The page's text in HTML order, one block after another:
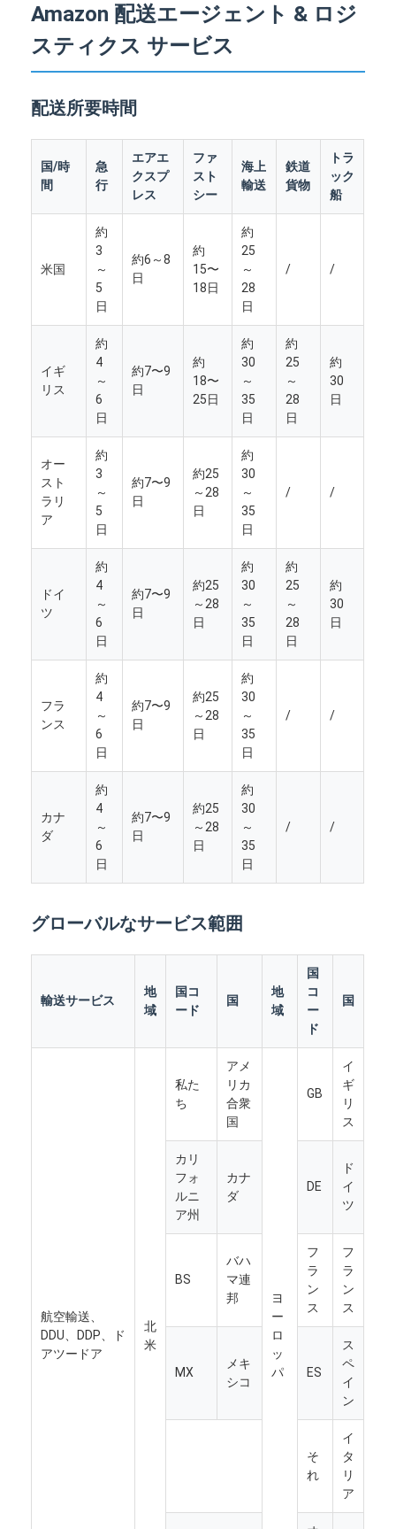
国際的な貨物Forward
Amazon 配送エージェント & ロジ
スティクス サービス
配送所要時間
国/時
間
急
行
エアエ
クスプ
レス
ファ
スト
シー
海上
輸送
鉄道
貨物
トラ
ック
船
米国
約
3
～
5
日
約6～8
日
約
15〜
18日
約
25
～
28
日
/ /
イギ
リス
約
4
～
6
日
約7〜9
日
約
18〜
25日
約
30
～
35
日
約
25
～
28
日
約
30
日
オー
スト
ラリ
ア
約
3
～
5
日
約7〜9
日
約25
～28
日
約
30
～
35
日
/ /
ドイ
ツ
約
4
～
6
日
約7〜9
日
約25
～28
日
約
30
～
35
日
約
25
～
28
日
約
30
日
フラ
ンス
約
4
～
6
日
約7〜9
日
約25
～28
日
約
30
～
35
日
/ /
カナ
ダ
約
4
～
6
日
約7〜9
日
約25
～28
日
約
30
～
35
日
/ /
グローバルなサービス範囲
輸送サービス
地
域
国コ
ード
国
地
域
国
コ
ー
ド
国
航空輸送、
DDU、DDP、ド
アツードア
北
米
私た
ち
アメ
リカ
合衆
国
ヨ
ー
ロ
ッ
パ
GB
イ
ギ
リ
ス
カリ
フォ
ルニ
ア州
カナ
ダ
DE
ド
イ
ツ
BS
バハ
マ連
邦
フ
ラ
ン
ス
フ
ラ
ン
ス
MX
メキ
シコ
ES
ス
ペ
イ
ン
そ
れ
イ
タ
リ
ア